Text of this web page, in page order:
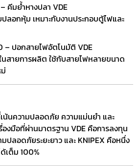
คีมย้ำหางปลา VDE
ลอกหุ้ม เหมาะกับงานประกอบตู้ไฟและ
– ปอกสายไฟอัตโนมัติ VDE
นสายการผลิต ใช้กับสายไฟหลายขนาด
น้นความปลอดภัย ความแม่นยำ และ
องมือที่ผ่านมาตรฐาน VDE คือการลงทุน
ปลอดภัยระยะยาว และ KNIPEX คือหนึ่ง
เต็ม 100%